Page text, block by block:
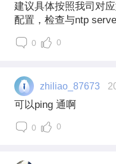
建议具体按照我司对
配置，检查与ntp
0 0
zhiliao_87673
可以ping 通啊
0 0